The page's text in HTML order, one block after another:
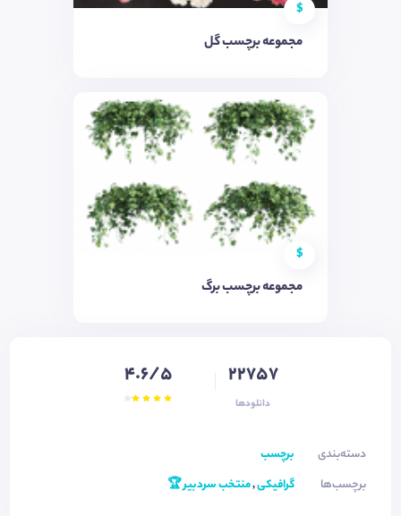
$
مجموعه برچسب گل
$
مجموعه برچسب برگ
22757
دانلودها
4.6/5
دسته‌بندی
برچسب
برچسب‌ها
گرافیکی,منتخب سردبیر 🏆